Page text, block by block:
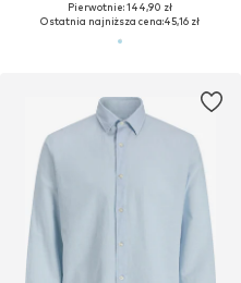
Pierwotnie: 144,90 zł
Ostatnia najniższa cena:45,16 zł